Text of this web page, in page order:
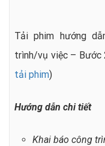
Tải phim hướng
trình/vụ việc – Bước
tải phim)
Hướng dẫn chi tiết
Khai báo công